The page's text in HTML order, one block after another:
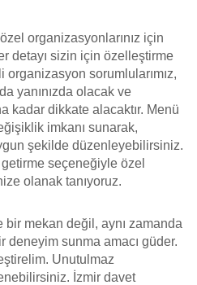
organizasyonlarınız için
detayı sizin için özelleştirme
organizasyon sorumlularımız,
yanınızda olacak ve
kadar dikkate alacaktır. Menü
imkanı sunarak,
şekilde düzenleyebilirsiniz.
getirme seçeneğiyle özel
olanak tanıyoruz.
bir mekan değil, aynı zamanda
deneyim sunma amacı güder.
Unutulmaz
İzmir davet